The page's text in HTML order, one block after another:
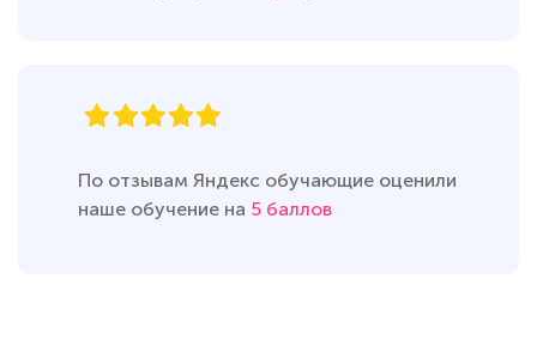
По отзывам Яндекс обучающие оценили
наше обучение на 5 баллов